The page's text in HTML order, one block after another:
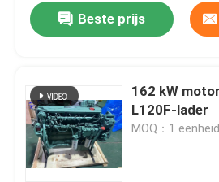
Thuis
Producten
Beste prijs
162 kW motor D7E LAE3 voor
L120F-lader
MOQ：1 eenheid